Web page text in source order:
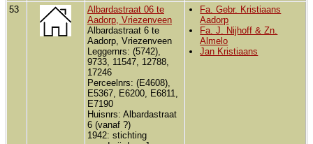
53
Albardastraat 06 te
Aadorp, Vriezenveen
Albardastraat 6 te
Aadorp, Vriezenveen
Leggernrs: (5742),
9733, 11547, 12788,
17246
Perceelnrs: (E4608),
E5367, E6200, E6811,
E7190
Huisnrs: Albardastraat
6 (vanaf ?)
1942: stichting
Fa. Gebr. Kristiaans
Aadorp
Fa. J. Nijhoff & Zn.
Almelo
Jan Kristiaans